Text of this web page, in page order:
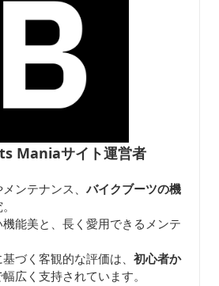
Maniaサイト運営者
ンテナンス、 バイクブーツの機
能美と、長く愛用できるメンテ
づく客観的な評価は、 初心者か
幅広く支持されています。